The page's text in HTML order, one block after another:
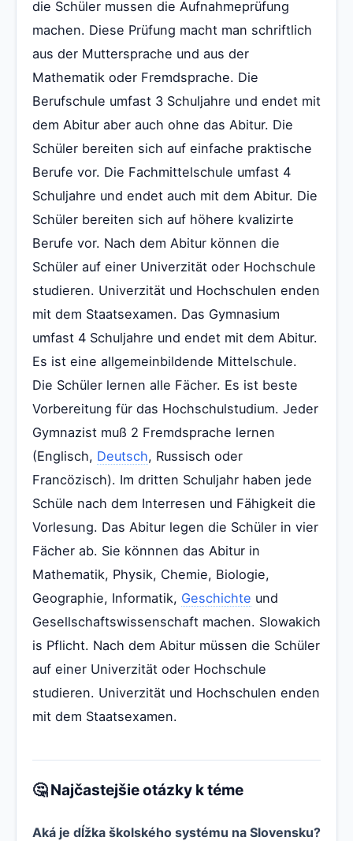
die Schüler mussen die Aufnahmeprüfung
machen. Diese Prüfung macht man schriftlich
aus der Muttersprache und aus der
Mathematik oder Fremdsprache. Die
Berufschule umfast 3 Schuljahre und endet mit
dem Abitur aber auch ohne das Abitur. Die
Schüler bereiten sich auf einfache praktische
Berufe vor. Die Fachmittelschule umfast 4
Schuljahre und endet auch mit dem Abitur. Die
Schüler bereiten sich auf höhere kvalizirte
Berufe vor. Nach dem Abitur können die
Schüler auf einer Univerzität oder Hochschule
studieren. Univerzität und Hochschulen enden
mit dem Staatsexamen. Das Gymnasium
umfast 4 Schuljahre und endet mit dem Abitur.
Es ist eine allgemeinbildende Mittelschule.
Die Schüler lernen alle Fächer. Es ist beste
Vorbereitung für das Hochschulstudium. Jeder
Gymnazist muß 2 Fremdsprache lernen
(Englisch, Deutsch, Russisch oder
Francözisch). Im dritten Schuljahr haben jede
Schüle nach dem Interresen und Fähigkeit die
Vorlesung. Das Abitur legen die Schüler in vier
Fächer ab. Sie könnnen das Abitur in
Mathematik, Physik, Chemie, Biologie,
Geographie, Informatik, Geschichte und
Gesellschaftswissenschaft machen. Slowakich
is Pflicht. Nach dem Abitur müssen die Schüler
auf einer Univerzität oder Hochschule
studieren. Univerzität und Hochschulen enden
mit dem Staatsexamen.
🤔 Najčastejšie otázky k téme
Aká je dĺžka školského systému na Slovensku?